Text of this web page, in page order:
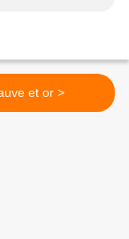
Mauve et or >